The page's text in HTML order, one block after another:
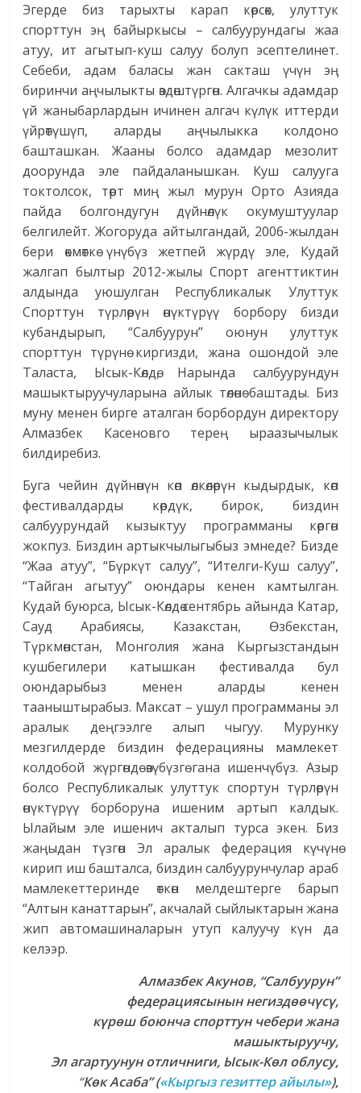
Эгерде биз тарыхты карап көрсөк, улуттук
спорттун эң байыркысы – салбуурундагы жаа
атуу, ит агытып-куш салуу болуп эсептелинет.
Себеби, адам баласы жан сакташ үчүн эң
биринчи аңчылыкты өздөштүргөн. Алгачкы адамдар
үй жаныбарлардын ичинен алгач күлүк иттерди
үйрөтүшүп, аларды аңчылыкка колдоно
башташкан. Жааны болсо адамдар мезолит
доорунда эле пайдаланышкан. Куш салууга
токтолсок, төрт миң жыл мурун Орто Азияда
пайда болгондугун дүйнөлүк окумуштуулар
белгилейт. Жогоруда айтылгандай, 2006-жылдан
бери өкмөткө үнүбүз жетпей жүрдү эле, Кудай
жалгап былтыр 2012-жылы Спорт агенттиктин
алдында уюшулган Республикалык Улуттук
Спорттун түрлөрүн өнүктүрүү борбору бизди
кубандырып, “Салбуурун” оюнун улуттук
спорттун түрүнө киргизди, жана ошондой эле
Таласта, Ысык-Көлдө, Нарында салбуурундун
машыктыруучуларына айлык төлөнө баштады. Биз
муну менен бирге аталган борбордун директору
Алмазбек Касеновго терең ыраазычылык
билдиребиз.
Буга чейин дүйнөнүн көп өлкөлөрүн кыдырдык, көп
фестивалдарды көрдүк, бирок, биздин
салбуурундай кызыктуу программаны көргөн
жокпуз. Биздин артыкчылыгыбыз эмнеде? Бизде
“Жаа атуу”, “Бүркүт салуу”, “Ителги-Куш салуу”,
“Тайган агытуу” оюндары кенен камтылган.
Кудай буюрса, Ысык-Көлдө сентябрь айында Катар,
Сауд Арабиясы, Казакстан, Өзбекстан,
Түркмөнстан, Монголия жана Кыргызстандын
кушбегилери катышкан фестивалда бул
оюндарыбыз менен аларды кенен
тааныштырабыз. Максат – ушул программаны эл
аралык деңгээлге алып чыгуу. Мурунку
мезгилдерде биздин федерацияны мамлекет
колдобой жүргөндө өзүбүзгө гана ишенчүбүз. Азыр
болсо Республикалык улуттук спортун түрлөрүн
өнүктүрүү борборуна ишеним артып калдык.
Ылайым эле ишенич акталып турса экен. Биз
жаңыдан түзгөн Эл аралык федерация күчүнө
кирип иш башталса, биздин салбуурунчулар араб
мамлекеттеринде өткөн мелдештерге барып
“Алтын канаттарын”, акчалай сыйлыктарын жана
жип автомашиналарын утуп калуучу күн да
келээр.
Алмазбек Акунов, “Салбуурун”
федерациясынын негиздөөчүсү,
күрөш боюнча спорттун чебери жана
машыктыруучу,
Эл агартуунун отличниги, Ысык-Көл облусу,
“КөкАсаба”(«Кыргыз гезиттер айылы»),